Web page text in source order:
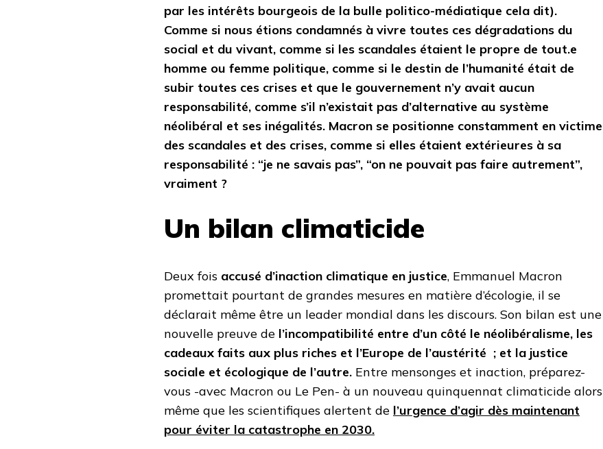
par les intérêts bourgeois de la bulle politico-médiatique cela dit).
Comme si nous étions condamnés à vivre toutes ces dégradations du
social et du vivant, comme si les scandales étaient le propre de tout.e
homme ou femme politique, comme si le destin de l’humanité était de
subir toutes ces crises et que le gouvernement n’y avait aucun
responsabilité, comme s’il n’existait pas d’alternative au système
néolibéral et ses inégalités. Macron se positionne constamment en victime
des scandales et des crises, comme si elles étaient extérieures à sa
responsabilité : “je ne savais pas”, “on ne pouvait pas faire autrement”,
vraiment ?
Un bilan climaticide
Deux fois accusé d’inaction climatique en justice, Emmanuel Macron
promettait pourtant de grandes mesures en matière d’écologie, il se
déclarait même être un leader mondial dans les discours. Son bilan est une
nouvelle preuve de l’incompatibilité entre d’un côté le néolibéralisme, les
cadeaux faits aux plus riches et l’Europe de l’austérité ; et la justice
sociale et écologique de l’autre. Entre mensonges et inaction, préparez-
vous -avec Macron ou Le Pen- à un nouveau quinquennat climaticide alors
même que les scientifiques alertent de l’urgence d’agir dès maintenant
pour éviter la catastrophe en 2030.